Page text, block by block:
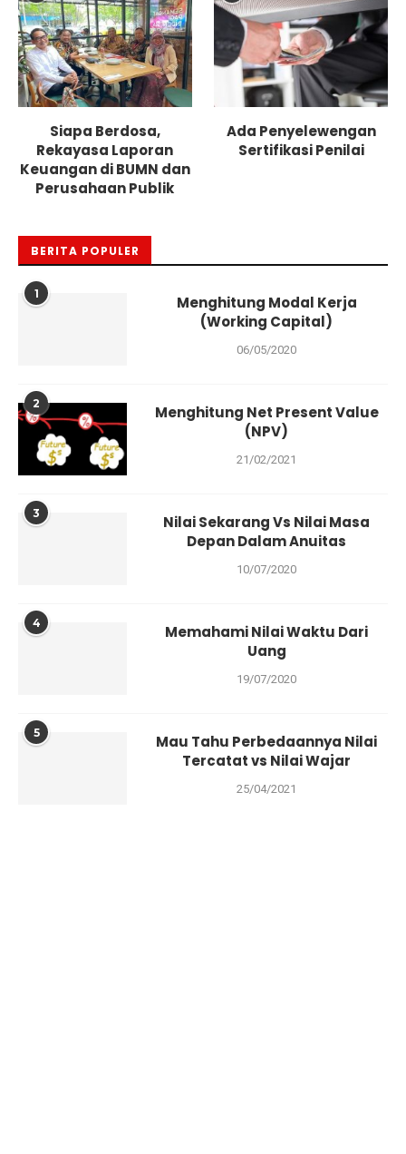
Siapa Berdosa,
Rekayasa Laporan
Keuangan di BUMN dan
Perusahaan Publik
Ada Penyelewengan
Sertifikasi Penilai
BERITA POPULER
1
Menghitung Modal Kerja
(Working Capital)
06/05/2020
2
Menghitung Net Present Value
(NPV)
21/02/2021
3
Nilai Sekarang Vs Nilai Masa
Depan Dalam Anuitas
10/07/2020
4
Memahami Nilai Waktu Dari
Uang
19/07/2020
5
Mau Tahu Perbedaannya Nilai
Tercatat vs Nilai Wajar
25/04/2021